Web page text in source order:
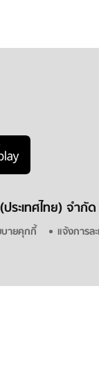
ระเทศไทย) จำกัด
บายคุกกี้ แจ้งการล